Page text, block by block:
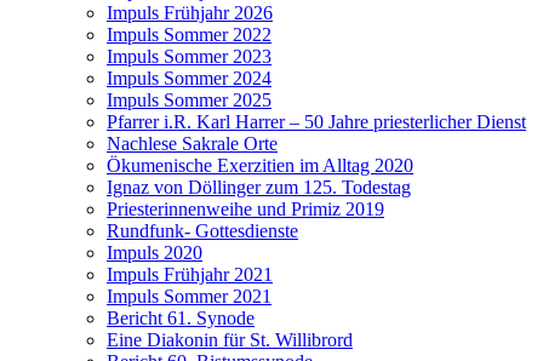
Impuls Frühjahr 2026
Impuls Sommer 2022
Impuls Sommer 2023
Impuls Sommer 2024
Impuls Sommer 2025
Pfarrer i.R. Karl Harrer – 50 Jahre priesterlicher Dienst
Nachlese Sakrale Orte
Ökumenische Exerzitien im Alltag 2020
Ignaz von Döllinger zum 125. Todestag
Priesterinnenweihe und Primiz 2019
Rundfunk- Gottesdienste
Impuls 2020
Impuls Frühjahr 2021
Impuls Sommer 2021
Bericht 61. Synode
Eine Diakonin für St. Willibrord